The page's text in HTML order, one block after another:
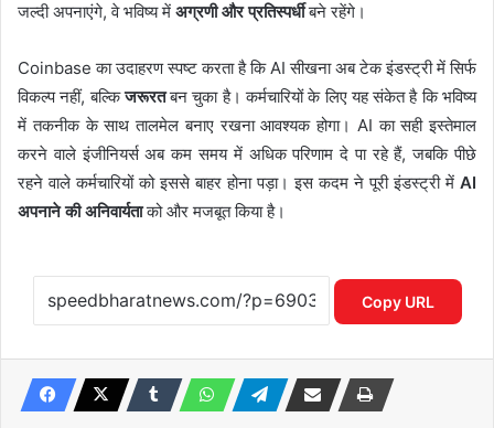
जल्दी अपनाएंगे, वे भविष्य में अग्रणी और प्रतिस्पर्धीबने रहेंगे।
Coinbase का उदाहरण स्पष्ट करता है कि AI सीखना अब टेक इंडस्ट्री में सिर्फ
विकल्प नहीं, बल्किजरूरतबन चुका है। कर्मचारियों के लिए यह संकेत है कि भविष्य
में तकनीक के साथ तालमेल बनाए रखना आवश्यक होगा। AI का सही इस्तेमाल
करने वाले इंजीनियर्स अब कम समय में अधिक परिणाम दे पा रहे हैं, जबकि पीछे
रहने वाले कर्मचारियों को इससे बाहर होना पड़ा। इस कदम ने पूरी इंडस्ट्री में AI
अपनाने की अनिवार्यताको और मजबूत किया है।
Copy URL